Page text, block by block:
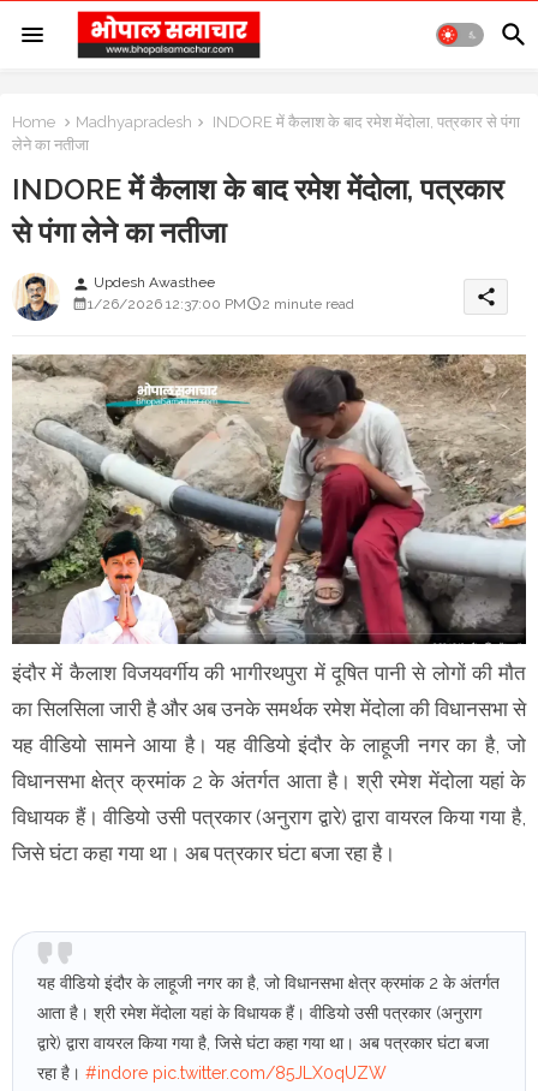
Home Madhyapradesh
INDORE में कैलाश के बाद रमेश मेंदोला, पत्रकार से पंगा
लेने का नतीजा
INDORE में कैलाश के बाद रमेश मेंदोला, पत्रकार
से पंगा लेने का नतीजा
person Updesh Awasthee
1/26/2026 12:37:00 PM
2 minute read share
इंदौर में कैलाश विजयवर्गीय की भागीरथपुरा में दूषित पानी से लोगों की मौत
का सिलसिला जारी है और अब उनके समर्थक रमेश मेंदोला की विधानसभा से
यह वीडियो सामने आया है। यह वीडियो इंदौर के लाहूजी नगर का है, जो
विधानसभा क्षेत्र क्रमांक 2 के अंतर्गत आता है। श्री रमेश मेंदोला यहां के
विधायक हैं। वीडियो उसी पत्रकार (अनुराग द्वारे) द्वारा वायरल किया गया है,
जिसे घंटा कहा गया था। अब पत्रकार घंटा बजा रहा है।
यह वीडियो इंदौर के लाहूजी नगर का है, जो विधानसभा क्षेत्र क्रमांक 2 के अंतर्गत
आता है। श्री रमेश मेंदोला यहां के विधायक हैं। वीडियो उसी पत्रकार (अनुराग
द्वारे) द्वारा वायरल किया गया है, जिसे घंटा कहा गया था। अब पत्रकार घंटा बजा
रहा है। #indore pic.twitter.com/85JLX0qUZW